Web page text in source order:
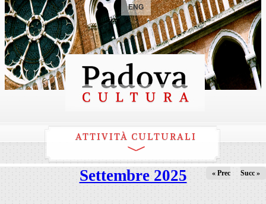
ENG
ATTIVITÀ CULTURALI
Settembre 2025 « Prec Succ »